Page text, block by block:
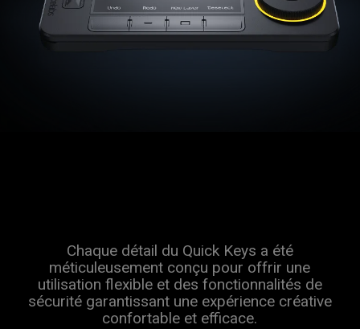
Chaque détail du Quick Keys a été
méticuleusement conçu pour offrir une
utilisation flexible et des fonctionnalités de
sécurité garantissant une expérience créative
confortable et efficace.